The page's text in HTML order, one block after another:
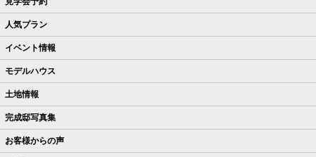
人気プラン
イベント情報
モデルハウス
土地情報
完成邸写真集
お客様からの声